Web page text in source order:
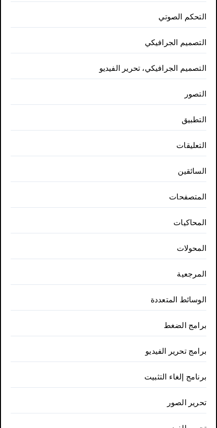
التحكم الصوتي
التصميم الجرافيكي
التصميم الجرافيكي، تحرير الفيديو
التصور
التطبيق
التعليقات
السائقين
المتصفحات
المحاكيات
المحولات
المرجعية
الوسائط المتعددة
برامج الضغط
برامج تحرير الفيديو
برنامج إلغاء التثبيت
تحرير الصور